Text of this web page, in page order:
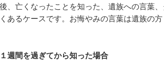
、亡くなったことを知った、遺族への言葉
あるケースです。お悔やみの言葉は遺族の
週間を過ぎてから知った場合